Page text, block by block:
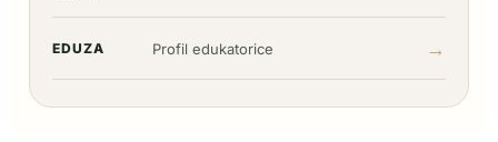
EDUZA Profil edukatorice →